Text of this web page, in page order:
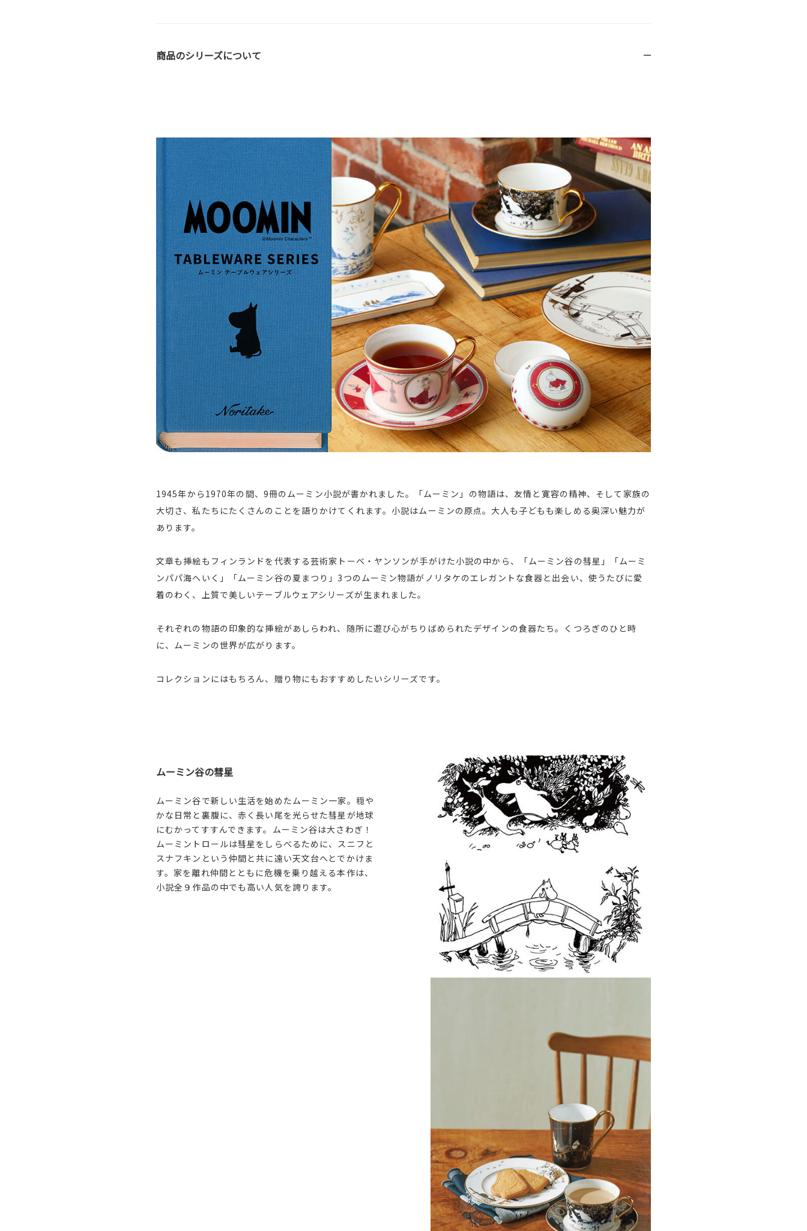
商品のシリーズについて
1945年から1970年の間、9冊のムーミン小説が書かれました。「ムーミン」の物語は、友情と寛容の精神、そして家族の
大切さ、私たちにたくさんのことを語りかけてくれます。小説はムーミンの原点。大人も子どもも楽しめる奥深い魅力が
あります。
文章も挿絵もフィンランドを代表する芸術家トーベ・ヤンソンが手がけた小説の中から、「ムーミン谷の彗星」「ムーミ
ンパパ海へいく」「ムーミン谷の夏まつり」3つのムーミン物語がノリタケのエレガントな食器と出会い、使うたびに愛
着のわく、上質で美しいテーブルウェアシリーズが生まれました。
それぞれの物語の印象的な挿絵があしらわれ、随所に遊び心がちりばめられたデザインの食器たち。くつろぎのひと時
に、ムーミンの世界が広がります。
コレクションにはもちろん、贈り物にもおすすめしたいシリーズです。
ムーミン谷の彗星
ムーミン谷で新しい生活を始めたムーミン一家。穏や
かな日常と裏腹に、赤く長い尾を光らせた彗星が地球
にむかってすすんできます。ムーミン谷は大さわぎ！
ムーミントロールは彗星をしらべるために、スニフと
スナフキンという仲間と共に遠い天文台へとでかけま
す。家を離れ仲間とともに危機を乗り越える本作は、
小説全９作品の中でも高い人気を誇ります。